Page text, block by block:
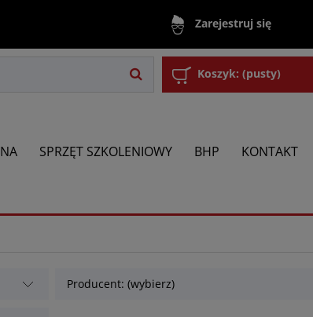
Zarejestruj się
Koszyk: (pusty)
SPRZĘT SZKOLENIOWY BHP KONTAKT
Producent: (wybierz)